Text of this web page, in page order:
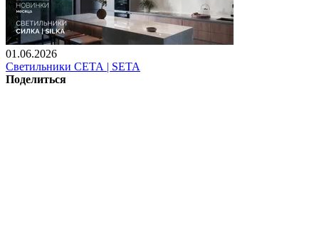
01.06.2026
Светильники СЕТА | SETA
Поделиться